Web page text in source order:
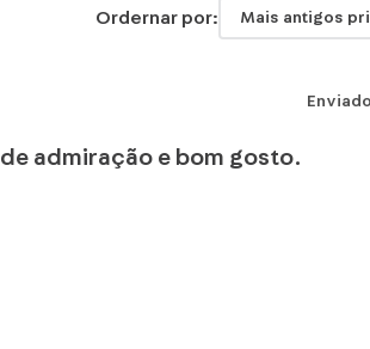
Ordernar por: Mais antigos
admiração e bom gosto.